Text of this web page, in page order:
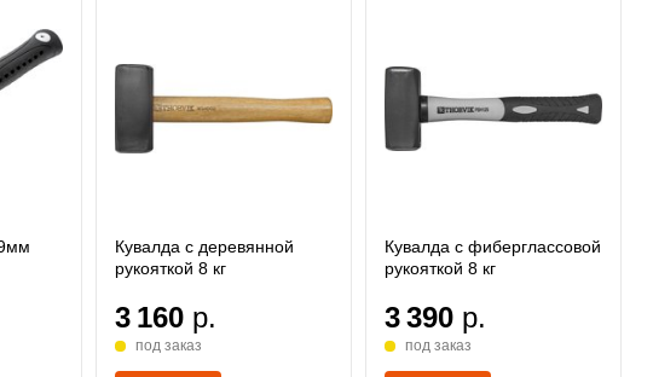
Кувалда с деревянной
рукояткой 8 кг
3 160 р.
под заказ
Кувалда с фиберглассовой
рукояткой 8 кг
3 390 р.
под заказ